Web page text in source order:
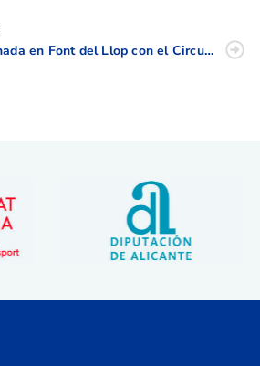
Gran jornada en Font del Llop con el Circuito Masculino y Femenino